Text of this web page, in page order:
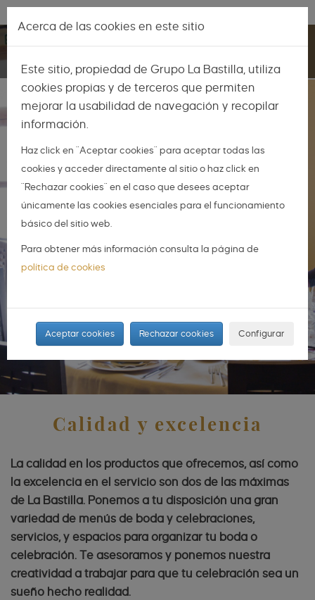
Pasar al contenido principal
navigation
Calidad y excelencia
La calidad en los productos que ofrecemos, así como
la excelencia en el servicio son dos de las máximas
de La Bastilla. Ponemos a tu disposición una gran
variedad de menús de boda y celebraciones,
servicios, y espacios para organizar tu boda o
celebración. Te asesoramos y ponemos nuestra
creatividad a trabajar para que tu celebración sea un
sueño hecho realidad.
Acerca de las cookies en este sitio
Este sitio, propiedad de Grupo La Bastilla, utiliza
cookies propias y de terceros que permiten
mejorar la usabilidad de navegación y recopilar
información.
Haz click en "Aceptar cookies" para aceptar todas las
cookies y acceder directamente al sitio o haz click en
"Rechazar cookies" en el caso que desees aceptar
únicamente las cookies esenciales para el funcionamiento
básico del sitio web.
Para obtener más información consulta la página de
política de cookies
Aceptar cookies Rechazar cookies Configurar